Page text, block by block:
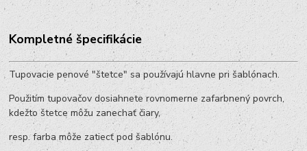
Kompletné špecifikácie
Tupovacie penové "štetce" sa používajú hlavne pri šablónach.
Použitím tupovačov dosiahnete rovnomerne zafarbnený povrch,
kdežto štetce môžu zanechať čiary,
resp. farba môže zatiecť pod šablónu.